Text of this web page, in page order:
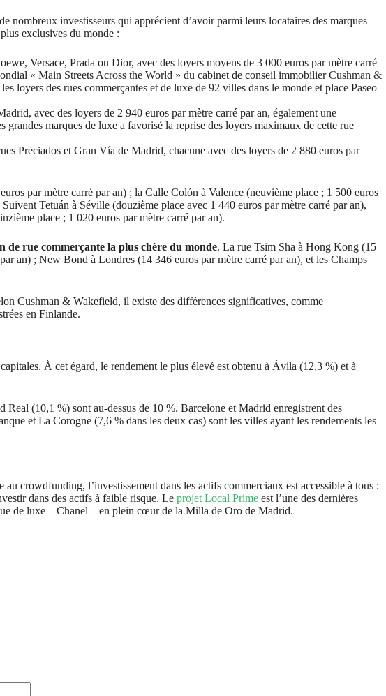
nombreux investisseurs qui apprécient d’avoir parmi leurs locataires des marques
exclusives du monde :
Versace, Prada ou Dior, avec des loyers moyens de 3 000 euros par mètre carré
« Main Streets Across the World » du cabinet de conseil immobilier Cushman &
loyers des rues commerçantes et de luxe de 92 villes dans le monde et place Paseo
avec des loyers de 2 940 euros par mètre carré par an, également une
marques de luxe a favorisé la reprise des loyers maximaux de cette rue
Preciados et Gran Vía de Madrid, chacune avec des loyers de 2 880 euros par
par mètre carré par an) ; la Calle Colón à Valence (neuvième place ; 1 500 euros
Tetuán à Séville (douzième place avec 1 440 euros par mètre carré par an),
place ; 1 020 euros par mètre carré par an).
de rue commerçante la plus chère du monde. La rue Tsim Sha à Hong Kong (15
an) ; New Bond à Londres (14 346 euros par mètre carré par an), et les Champs
Cushman & Wakefield, il existe des différences significatives, comme
en Finlande.
À cet égard, le rendement le plus élevé est obtenu à Ávila (12,3 %) et à
(10,1 %) sont au-dessus de 10 %. Barcelone et Madrid enregistrent des
et La Corogne (7,6 % dans les deux cas) sont les villes ayant les rendements les
crowdfunding, l’investissement dans les actifs commerciaux est accessible à tous :
dans des actifs à faible risque. Le projet Local Prime est l’une des dernières
de luxe – Chanel – en plein cœur de la Milla de Oro de Madrid.